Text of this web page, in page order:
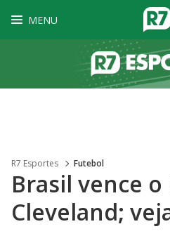
MENU
R7 Esportes Futebol
Brasil vence
Cleveland;